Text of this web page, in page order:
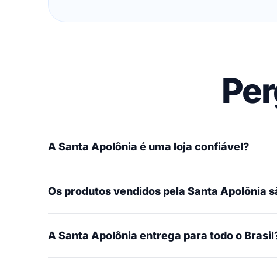
A Santa Apolônia é uma loja confiável?
Os produtos vendidos pela Santa Apolônia
A Santa Apolônia entrega para todo o